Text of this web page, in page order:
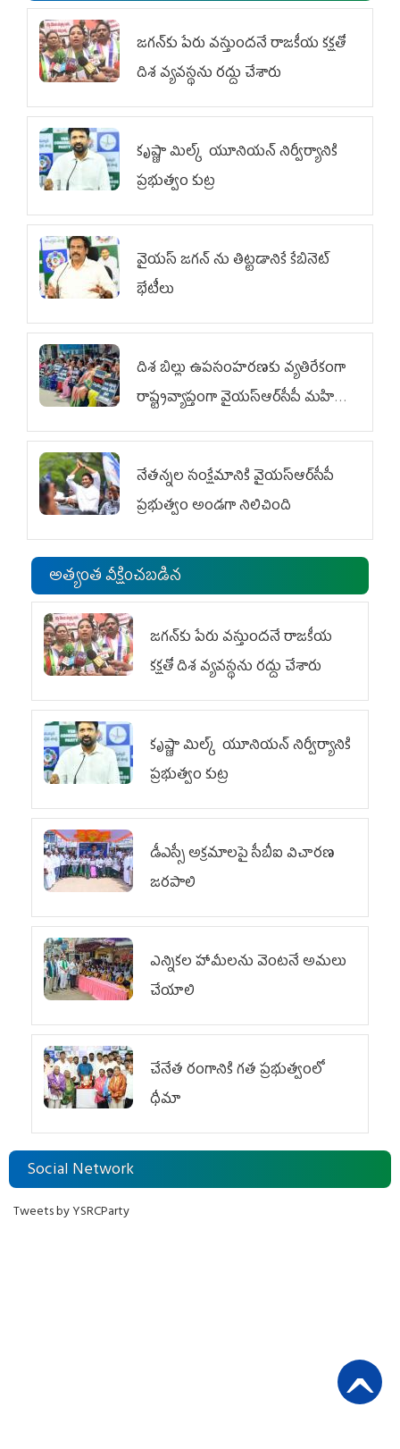
జగన్‌కు పేరు వస్తుందనే రాజకీయ కక్షతో
దిశ వ్య‌వ‌స్థ‌ను రద్దు చేశారు
కృష్ణా మిల్క్‌ యూనియన్‌ నిర్వీర్యానికి
ప్రభుత్వం కుట్ర
వైయ‌స్ జగన్‌ ను తిట్టడానికే కేబినెట్‌
భేటీలు
దిశ బిల్లు ఉపసంహరణకు వ్యతిరేకంగా
రాష్ట్రవ్యాప్తంగా వైయ‌స్ఆర్‌సీపీ మహిళా
విభాగం ఆందోళనలు
నేతన్నల సంక్షేమానికి వైయ‌స్ఆర్‌సీపీ
ప్రభుత్వం అండగా నిలిచింది
అత్యంత వీక్షించబడిన
జగన్‌కు పేరు వస్తుందనే రాజకీయ
కక్షతో దిశ వ్య‌వ‌స్థ‌ను రద్దు చేశారు
కృష్ణా మిల్క్‌ యూనియన్‌ నిర్వీర్యానికి
ప్రభుత్వం కుట్ర
డీఎస్సీ అక్రమాలపై సీబీఐ విచారణ
జరపాలి
ఎన్నికల హామీలను వెంటనే అమలు
చేయాలి
చేనేత రంగానికి గత ప్రభుత్వంలో
ధీమా
Social Network
Tweets by YSRCParty